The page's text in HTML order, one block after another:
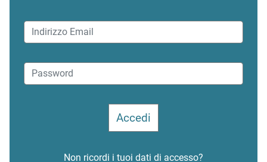
Non ricordi i tuoi dati di accesso?